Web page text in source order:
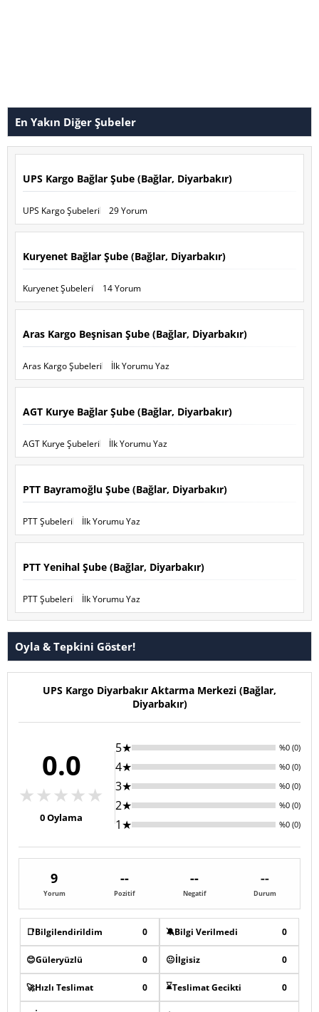
En Yakın Diğer Şubeler
UPS Kargo Bağlar Şube (Bağlar, Diyarbakır)
UPS Kargo Şubeleri 29 Yorum
Kuryenet Bağlar Şube (Bağlar, Diyarbakır)
Kuryenet Şubeleri 14 Yorum
Aras Kargo Beşnisan Şube (Bağlar, Diyarbakır)
Aras Kargo Şubeleri İlk Yorumu Yaz
AGT Kurye Bağlar Şube (Bağlar, Diyarbakır)
AGT Kurye Şubeleri İlk Yorumu Yaz
PTT Bayramoğlu Şube (Bağlar, Diyarbakır)
PTT Şubeleri İlk Yorumu Yaz
PTT Yenihal Şube (Bağlar, Diyarbakır)
PTT Şubeleri İlk Yorumu Yaz
Oyla & Tepkini Göster!
UPS Kargo Diyarbakır Aktarma Merkezi (Bağlar,
Diyarbakır)
0.0
★★★★★
0Oylama
5★ %0 (0)
4★ %0 (0)
3★ %0 (0)
2★ %0 (0)
1★ %0 (0)
9
Yorum
--
Pozitif
--
Negatif
--
Durum
📑Bilgilendirildim 0 🔕Bilgi Verilmedi 0
😊Güleryüzlü 0 😐İlgisiz 0
🚀Hızlı Teslimat 0 ⌛Teslimat Gecikti 0